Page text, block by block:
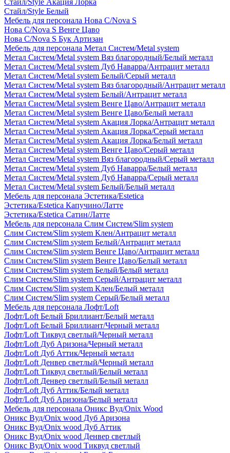
Стайл/Style Акация Лорка
Стайл/Style Белый
Мебель для персонала Нова С/Nova S
Нова С/Nova S Венге Цаво
Нова С/Nova S Бук Артизан
Мебель для персонала Метал Систем/Metal system
Метал Систем/Metal system Вяз благородный/Белый металл
Метал Систем/Metal system Дуб Наварра/Антрацит металл
Метал Систем/Metal system Белый/Серый металл
Метал Систем/Metal system Вяз благородный/Антрацит металл
Метал Систем/Metal system Белый/Антрацит металл
Метал Систем/Metal system Венге Цаво/Антрацит металл
Метал Систем/Metal system Венге Цаво/Белый металл
Метал Систем/Metal system Акация Лорка/Антрацит металл
Метал Систем/Metal system Акация Лорка/Серый металл
Метал Систем/Metal system Акация Лорка/Белый металл
Метал Систем/Metal system Венге Цаво/Серый металл
Метал Систем/Metal system Вяз благородный/Серый металл
Метал Систем/Metal system Дуб Наварра/Белый металл
Метал Систем/Metal system Дуб Наварра/Серый металл
Метал Систем/Metal system Белый/Белый металл
Мебель для персонала Эстетика/Estetica
Эстетика/Estetica Капучино/Латте
Эстетика/Estetica Сатин/Латте
Мебель для персонала Слим Систем/Slim system
Слим Систем/Slim system Клен/Антрацит металл
Слим Систем/Slim system Белый/Антрацит металл
Слим Систем/Slim system Венге Цаво/Антрацит металл
Слим Систем/Slim system Венге Цаво/Белый металл
Слим Систем/Slim system Белый/Белый металл
Слим Систем/Slim system Серый/Антрацит металл
Слим Систем/Slim system Клен/Белый металл
Слим Систем/Slim system Серый/Белый металл
Мебель для персонала Лофт/Loft
Лофт/Loft Белый Бриллиант/Белый металл
Лофт/Loft Белый Бриллиант/Черный металл
Лофт/Loft Тиквуд светлый/Черный металл
Лофт/Loft Дуб Аризона/Черный металл
Лофт/Loft Дуб Аттик/Черный металл
Лофт/Loft Денвер светлый/Черный металл
Лофт/Loft Тиквуд светлый/Белый металл
Лофт/Loft Денвер светлый/Белый металл
Лофт/Loft Дуб Аттик/Белый металл
Лофт/Loft Дуб Аризона/Белый металл
Мебель для персонала Оникс Вуд/Onix Wood
Оникс Вуд/Onix wood Дуб Аризона
Оникс Вуд/Onix wood Дуб Аттик
Оникс Вуд/Onix wood Денвер светлый
Оникс Вуд/Onix wood Тиквуд светлый